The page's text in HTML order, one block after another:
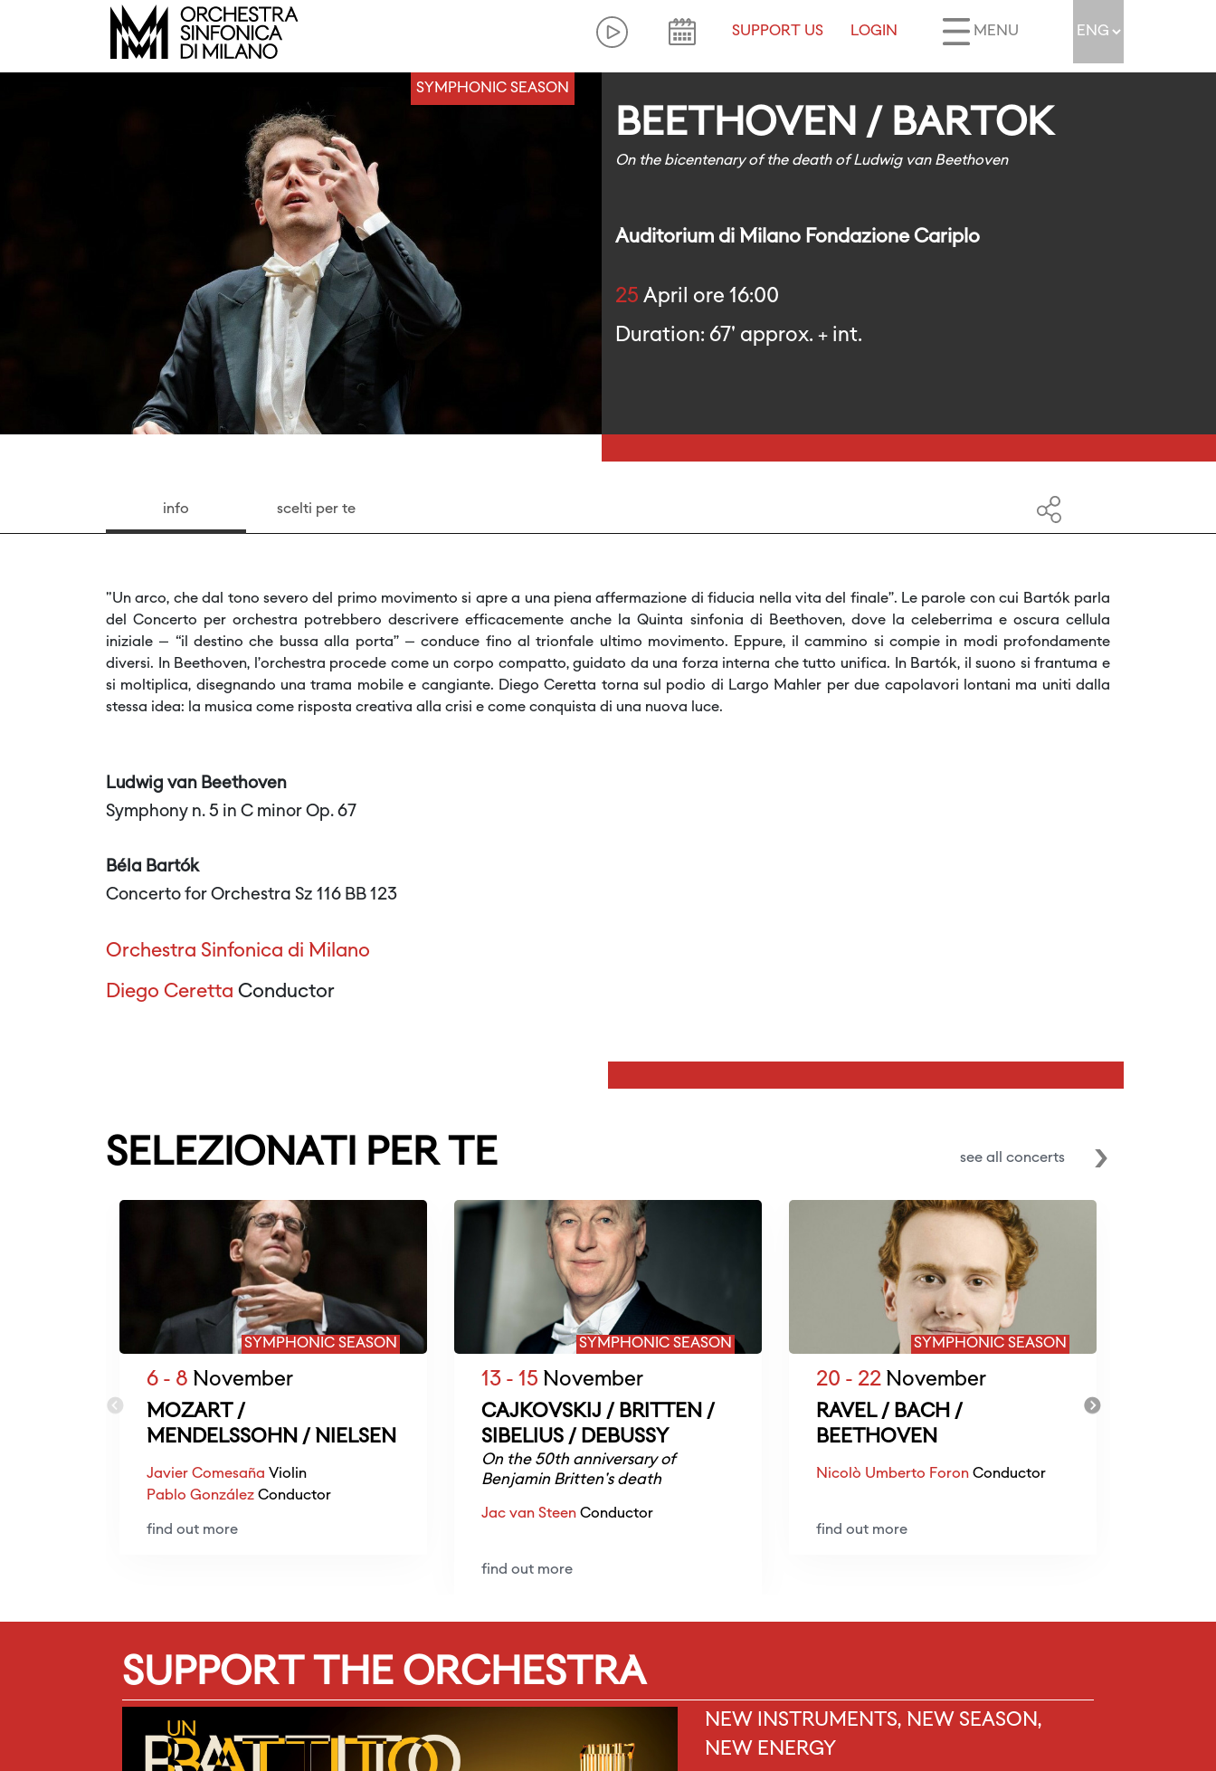
SUPPORT US LOGIN MENU
SYMPHONIC SEASON
BEETHOVEN / BARTOK
On the bicentenary of the death of Ludwig van Beethoven
Auditorium di Milano Fondazione Cariplo
25 April ore 16:00
Duration: 67' approx. + int.
info scelti per te
"Un arco, che dal tono severo del primo movimento si apre a una piena affermazione di fiducia nella vita del finale”. Le parole con cui Bartók parla
del Concerto per orchestra potrebbero descrivere efficacemente anche la Quinta sinfonia di Beethoven, dove la celeberrima e oscura cellula
iniziale – “il destino che bussa alla porta” – conduce fino al trionfale ultimo movimento. Eppure, il cammino si compie in modi profondamente
diversi. In Beethoven, l’orchestra procede come un corpo compatto, guidato da una forza interna che tutto unifica. In Bartók, il suono si frantuma e
si moltiplica, disegnando una trama mobile e cangiante. Diego Ceretta torna sul podio di Largo Mahler per due capolavori lontani ma uniti dalla
stessa idea: la musica come risposta creativa alla crisi e come conquista di una nuova luce.
Ludwig van Beethoven
Symphony n. 5 in C minor Op. 67
Béla Bartók
Concerto for Orchestra Sz 116 BB 123
Orchestra Sinfonica di Milano
Diego Ceretta Conductor
SELEZIONATI PER TE see all concerts
SYMPHONIC SEASON
6 - 8 November
MOZART /
MENDELSSOHN / NIELSEN
Javier Comesaña Violin
Pablo González Conductor
find out more
SYMPHONIC SEASON
13 - 15 November
CAJKOVSKIJ / BRITTEN /
SIBELIUS / DEBUSSY
On the 50th anniversary of
Benjamin Britten's death
Jac van Steen Conductor
find out more
SYMPHONIC SEASON
20 - 22 November
RAVEL / BACH /
BEETHOVEN
Nicolò Umberto Foron Conductor
find out more
SUPPORT THE ORCHESTRA
NEW INSTRUMENTS, NEW SEASON,
NEW ENERGY